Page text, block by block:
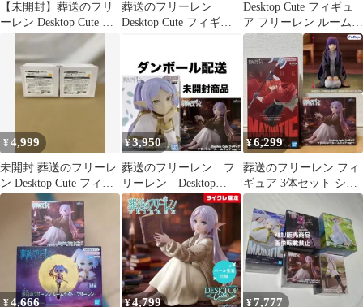
【未開封】葬送のフリ
ーレン Desktop Cute ル
ームウェア ver
葬送のフリーレン
Desktop Cute フィギュ
Desktop Cute フィギュ
ア フリーレン ルームウ
ェアver.
¥4,999
未開封 葬送のフリーレ
ン Desktop Cute フィギ
ュア 2点セット
¥3,950
葬送のフリーレン フ
リーレン Desktop
Cute 胸像 フィギュ
ア
¥6,299
葬送のフリーレン フィ
ギュア 3体セット シュ
タルク フリーレン フェ
ルン
¥4,666 ¥4,799 ¥7,777